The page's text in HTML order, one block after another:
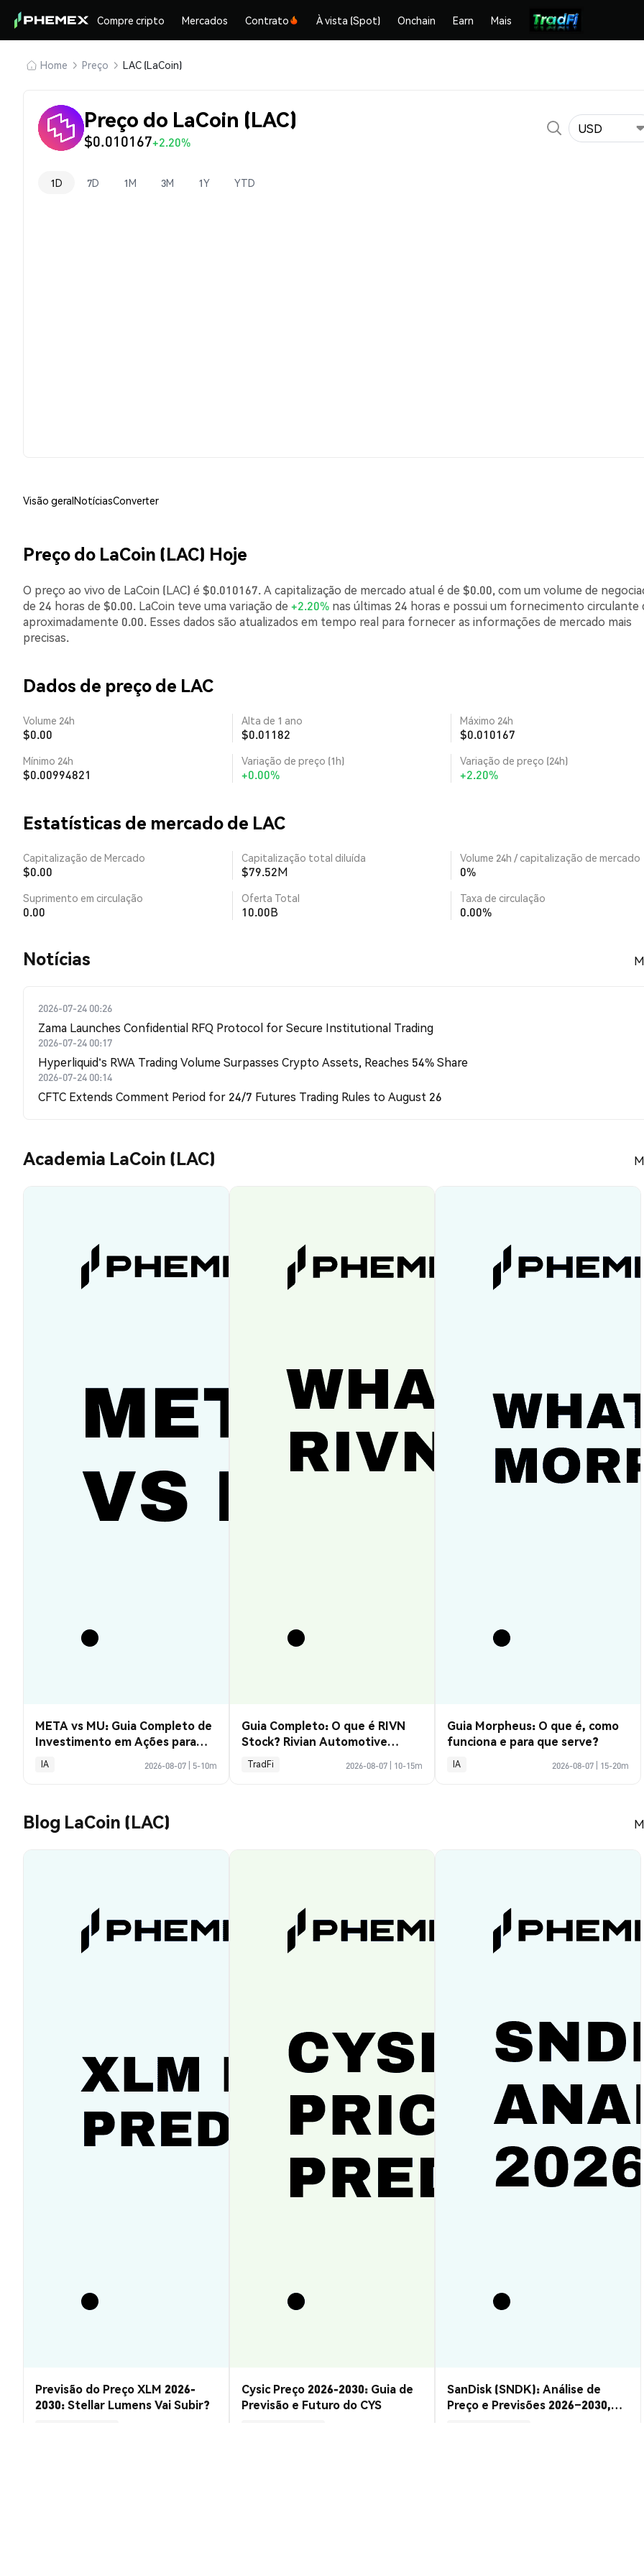
Compre cripto Mercados Contrato À vista (Spot) Onchain Earn Mais
Home Preço LAC (LaCoin)
Preço do LaCoin (LAC)
$0.010167+2.20%
USD
1D 7D 1M 3M 1Y YTD
Visão geralNotíciasConverter
Preço do LaCoin (LAC) Hoje
O preço ao vivo de LaCoin (LAC) é $0.010167. A capitalização de mercado atual é de $0.00, com um volume de
de 24 horas de $0.00. LaCoin teve uma variação de +2.20% nas últimas 24 horas e possui um fornecimento circulante
aproximadamente 0.00. Esses dados são atualizados em tempo real para fornecer as informações de mercado mais
precisas.
Dados de preço de LAC
Volume 24h
$0.00
Alta de 1 ano
$0.01182
Máximo 24h
$0.010167
Mínimo 24h
$0.00994821
Variação de preço (1h)
+0.00%
Variação de preço (24h)
+2.20%
Estatísticas de mercado de LAC
Capitalização de Mercado
$0.00
Capitalização total diluída
$79.52M
Volume 24h / capitalização de mercado
0%
Suprimento em circulação
0.00
Oferta Total
10.00B
Taxa de circulação
0.00%
​​Notícias​​
2026-07-24 00:26
Zama Launches Confidential RFQ Protocol for Secure Institutional Trading
2026-07-24 00:17
Hyperliquid's RWA Trading Volume Surpasses Crypto Assets, Reaches 54% Share
2026-07-24 00:14
CFTC Extends Comment Period for 24/7 Futures Trading Rules to August 26
Academia LaCoin (LAC)
META vs MU: Guia Completo de
Investimento em Ações para
2026
IA 2026-08-07 5-10m
Guia Completo: O que é RIVN
Stock? Rivian Automotive
Explicado
TradFi 2026-08-07 10-15m
Guia Morpheus: O que é, como
funciona e para que serve?
IA 2026-08-07 15-20m
Blog LaCoin (LAC)
Previsão do Preço XLM 2026-
2030: Stellar Lumens Vai Subir?
Cysic Preço 2026-2030: Guia de
Previsão e Futuro do CYS
SanDisk (SNDK): Análise de
Preço e Previsões 2026–2030,